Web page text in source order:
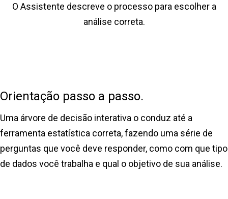
O Assistente descreve o processo para escolher a
análise correta.
Orientação passo a passo.
Uma árvore de decisão interativa o conduz até a
ferramenta estatística correta, fazendo uma série de
perguntas que você deve responder, como com que tipo
de dados você trabalha e qual o objetivo de sua análise.